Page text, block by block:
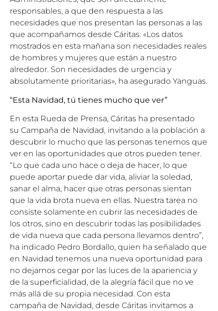
responsables, a que den respuesta a las
necesidades que nos presentan las personas a las
que acompañamos desde Cáritas. «Los datos
mostrados en esta mañana son necesidades reales
de hombres y mujeres que están a nuestro
alrededor. Son necesidades de urgencia y
absolutamente prioritarias», ha asegurado Yanguas.
“Esta Navidad, tú tienes mucho que ver”
En esta Rueda de Prensa, Cáritas ha presentado
su Campaña de Navidad, invitando a la población a
descubrir lo mucho que las personas tenemos que
ver en las oportunidades que otros pueden tener.
“Lo que cada uno hace o deja de hacer, lo que
puede aportar puede dar vida, aliviar la soledad,
sanar el alma, hacer que otras personas sientan
que la vida brota nueva en ellas. Nuestra tarea no
consiste solamente en cubrir las necesidades de
los otros, sino en descubrir todas las posibilidades
de vida nueva que cada persona llevamos dentro”,
ha indicado Pedro Bordallo, quien ha señalado que
en Navidad tenemos una nueva oportunidad para
no dejarnos cegar por las luces de la apariencia y
de la superficialidad, de la alegría fácil que no ve
más allá de su propia necesidad. Con esta
campaña de Navidad, desde Cáritas invitamos a